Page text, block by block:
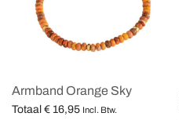
Armband Orange Sky
Totaal € 16,95 Incl. Btw.